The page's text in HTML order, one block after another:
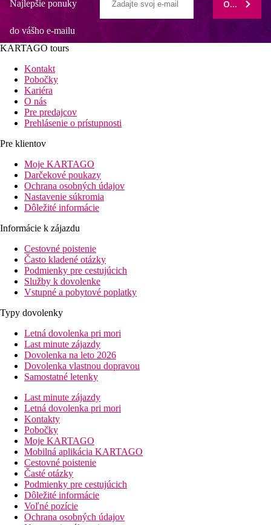
Najlepšie ponuky
do vášho e-mailu
ODOBERAŤ
KARTAGO tours
Kontakt
Pobočky
Kariéra
O nás
Pre predajcov
Prehlásenie o prístupnosti
Pre klientov
Moje KARTAGO
Darčekové poukazy
Ochrana osobných údajov
Nastavenie súkromia
Dôležité informácie
Informácie k zájazdu
Cestovné poistenie
Často kladené otázky
Podmienky pre cestujúcich
Služby k dovolenke
Vstupné a pobytové poplatky
Typy dovolenky
Letná dovolenka pri mori
Last minute zájazdy
Dovolenka na leto 2026
Dovolenka vlastnou dopravou
Samostatné letenky
Last minute zájazdy
Letná dovolenka pri mori
Kontakty
Pobočky
Moje KARTAGO
Mobilná aplikácia KARTAGO
Cestovné poistenie
Časté otázky
Podmienky pre cestujúcich
Dôležité informácie
Voľné pozície
Ochrana osobných údajov